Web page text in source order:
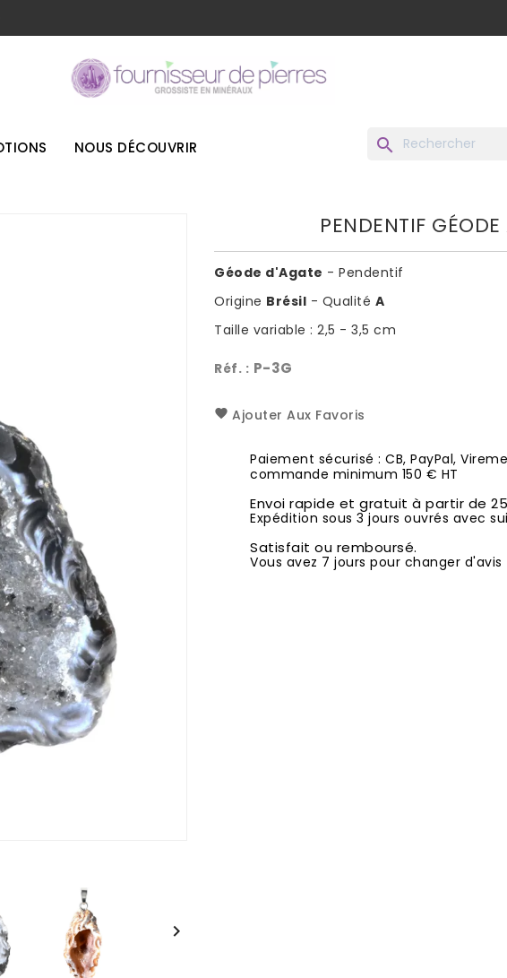
NOUS DÉCOUVRIR search

PENDENTIF
Géode d'Agate - Pendentif
Origine Brésil - Qualité A
Taille variable : 2,5 - 3,5 cm
Réf. : P-3G
Ajouter Aux Favoris
Paiement sécurisé : CB, PayPal,
commande minimum 150 € HT
Envoi rapide et gratuit à partir de
Expédition sous 3 jours ouvrés avec
Satisfait ou remboursé.
Vous avez 7 jours pour changer d'avis